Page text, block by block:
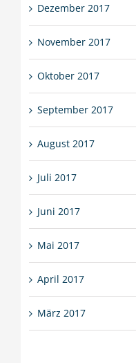
Dezember 2017
November 2017
Oktober 2017
September 2017
August 2017
Juli 2017
Juni 2017
Mai 2017
April 2017
März 2017